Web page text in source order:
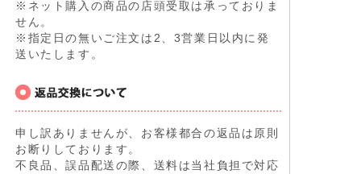
※ネット購入の商品の店頭受取は承っておりま
せん。
※指定日の無いご注文は2、3営業日以内に発
送いたします。
申し訳ありませんが、お客様都合の返品は原則
お断りしております。
不良品、誤品配送の際、送料は当社負担で対応